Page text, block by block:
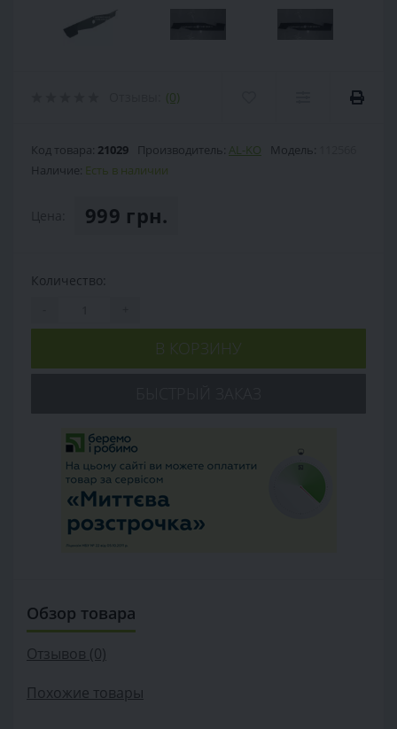
(0)
Код товара: 21029 Производитель: AL-KO Модель:
Наличие: Есть в наличии
999 грн.
Количество:
В КОРЗИНУ
Обзор товара
Отзывов (0)
Похожие товары